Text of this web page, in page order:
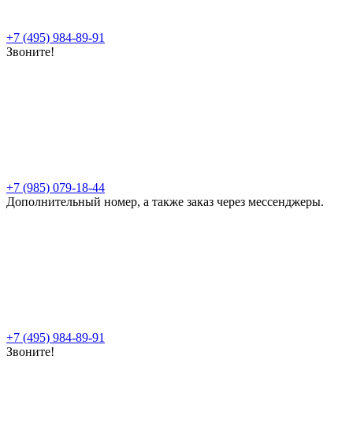
+7 (495) 984-89-91
Звоните!
+7 (985) 079-18-44
Дополнительный номер, а также заказ через мессенджеры.
+7 (495) 984-89-91
Звоните!